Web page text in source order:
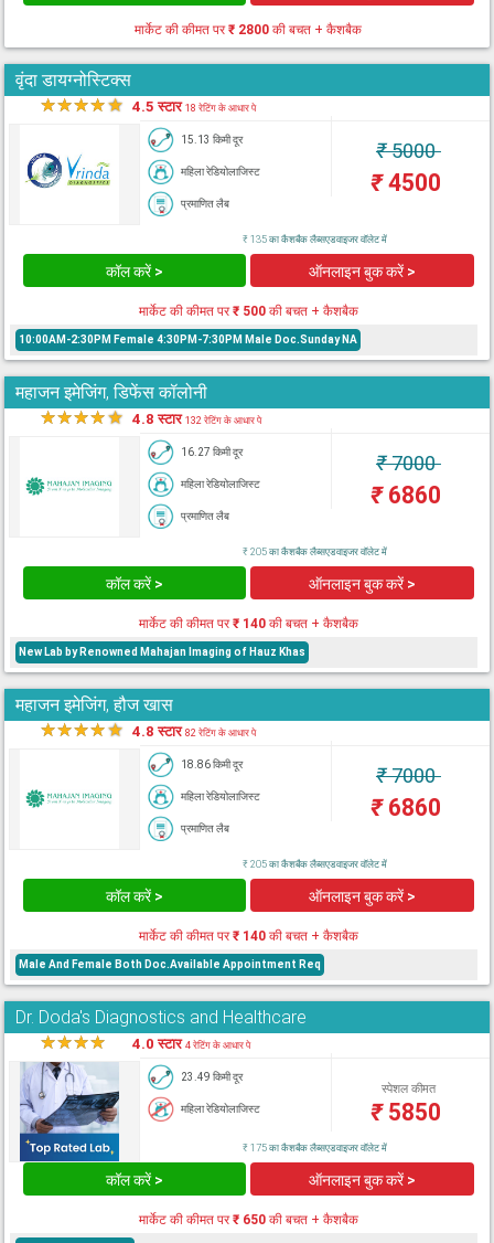
मार्केट की कीमत पर₹ 2800 की बचत + कैशबैक
वृंदा डायग्नोस्टिक्स
★★★★★ 4.5 स्टार18 रेटिंग के आधार पे
15.13 किमी दूर
महिला रेडियोलाजिस्ट
प्रमाणित लैब
₹5000
₹4500
₹ 135 का कैशबैक लैब्सएडवाइजर वॉलेट में
कॉल करें > ऑनलाइन बुक करें >
मार्केट की कीमत पर₹ 500की बचत + कैशबैक
10:00AM-2:30PM Female 4:30PM-7:30PM Male Doc.Sunday NA
महाजन इमेजिंग, डिफेंस कॉलोनी
★★★★★ 4.8 स्टार132 रेटिंग के आधार पे
16.27 किमी दूर
महिला रेडियोलाजिस्ट
प्रमाणित लैब
₹7000
₹6860
₹ 205 का कैशबैक लैब्सएडवाइजर वॉलेट में
कॉल करें > ऑनलाइन बुक करें >
मार्केट की कीमत पर₹ 140की बचत + कैशबैक
New Lab by Renowned Mahajan Imaging of Hauz Khas
महाजन इमेजिंग, हौज खास
★★★★★ 4.8 स्टार82 रेटिंग के आधार पे
18.86 किमी दूर
महिला रेडियोलाजिस्ट
प्रमाणित लैब
₹7000
₹6860
₹ 205 का कैशबैक लैब्सएडवाइजर वॉलेट में
कॉल करें > ऑनलाइन बुक करें >
मार्केट की कीमत पर₹ 140की बचत + कैशबैक
Male And Female Both Doc.Available Appointment Req
Dr. Doda's Diagnostics and Healthcare
★★★★ 4.0 स्टार4 रेटिंग के आधार पे
23.49 किमी दूर
महिला रेडियोलाजिस्ट
स्पेशल कीमत
₹5850
₹ 175 का कैशबैक लैब्सएडवाइजर वॉलेट में
कॉल करें > ऑनलाइन बुक करें >
मार्केट की कीमत पर₹ 650की बचत + कैशबैक